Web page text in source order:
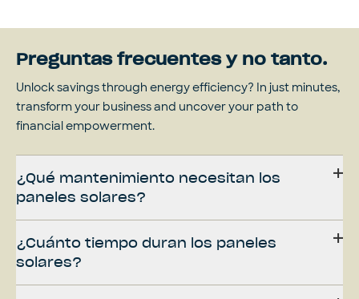
Preguntas frecuentes y no tanto.
Unlock savings through energy efficiency? In just minutes,
transform your business and uncover your path to
financial empowerment.
¿Qué mantenimiento necesitan los
paneles solares?
¿Cuánto tiempo duran los paneles
solares?